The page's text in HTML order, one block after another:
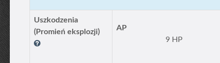
Uszkodzenia
(Promień eksplozji)
AP
9 HP